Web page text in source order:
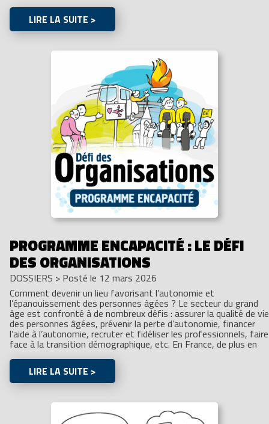
LIRE LA SUITE >
PROGRAMME ENCAPACITÉ : LE DÉFI
DES ORGANISATIONS
DOSSIERS > Posté le 12 mars 2026
Comment devenir un lieu favorisant l’autonomie et
l’épanouissement des personnes âgées ? Le secteur du grand
âge est confronté à de nombreux défis : assurer la qualité de vie
des personnes âgées, prévenir la perte d’autonomie, financer
l’aide à l’autonomie, recruter et fidéliser les professionnels, faire
face à la transition démographique, etc. En France, de plus en
LIRE LA SUITE >